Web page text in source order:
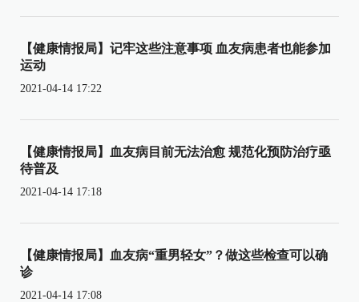
【健康情报局】记牢这些注意事项 血友病患者也能参加
运动
2021-04-14 17:22
【健康情报局】血友病目前无法治愈 规范化预防治疗亟
待普及
2021-04-14 17:18
【健康情报局】血友病“重男轻女”？做这些检查可以确
诊
2021-04-14 17:08